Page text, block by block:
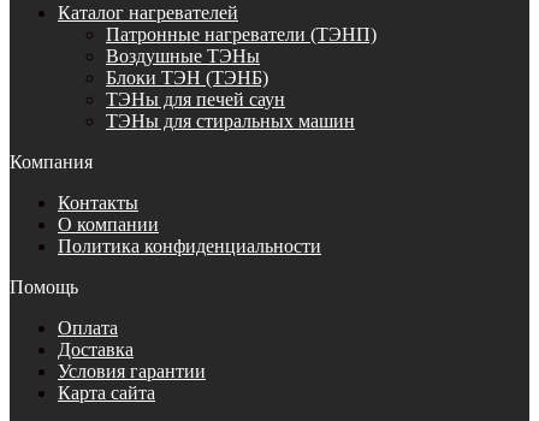
Каталог нагревателей
Патронные нагреватели (ТЭНП)
Воздушные ТЭНы
Блоки ТЭН (ТЭНБ)
ТЭНы для печей саун
ТЭНы для стиральных машин
Компания
Контакты
О компании
Политика конфиденциальности
Помощь
Оплата
Доставка
Условия гарантии
Карта сайта